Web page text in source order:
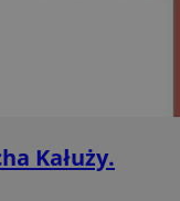
Kałuży.